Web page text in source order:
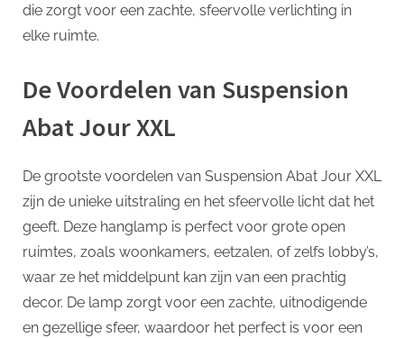
die zorgt voor een zachte, sfeervolle verlichting in
elke ruimte.
De Voordelen van Suspension
Abat Jour XXL
De grootste voordelen van Suspension Abat Jour XXL
zijn de unieke uitstraling en het sfeervolle licht dat het
geeft. Deze hanglamp is perfect voor grote open
ruimtes, zoals woonkamers, eetzalen, of zelfs lobby’s,
waar ze het middelpunt kan zijn van een prachtig
decor. De lamp zorgt voor een zachte, uitnodigende
en gezellige sfeer, waardoor het perfect is voor een